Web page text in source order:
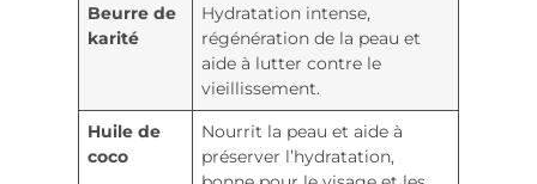
Beurre de
karité
Hydratation intense,
régénération de la peau et
aide à lutter contre le
vieillissement.
Huile de
coco
Nourrit la peau et aide à
préserver l’hydratation,